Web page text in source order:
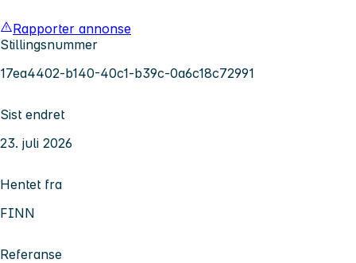
Rapporter annonse
Stillingsnummer
17ea4402-b140-40c1-b39c-0a6c18c72991
Sist endret
23. juli 2026
Hentet fra
FINN
Referanse